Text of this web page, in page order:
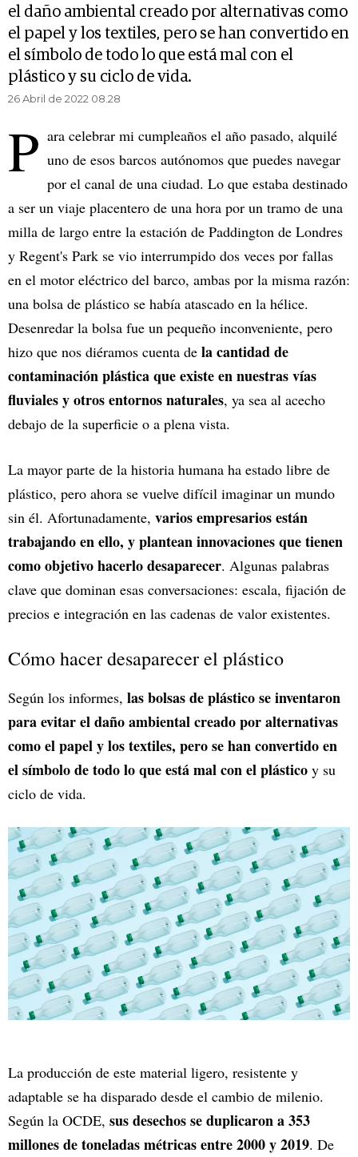
el daño ambiental creado por alternativas como
el papel y los textiles, pero se han convertido en
el símbolo de todo lo que está mal con el
plástico y su ciclo de vida.
26 Abril de 2022 08.28
P ara celebrar mi cumpleaños el año pasado, alquilé
uno de esos barcos autónomos que puedes navegar
por el canal de una ciudad. Lo que estaba destinado
a ser un viaje placentero de una hora por un tramo de una
milla de largo entre la estación de Paddington de Londres
y Regent's Park se vio interrumpido dos veces por fallas
en el motor eléctrico del barco, ambas por la misma razón:
una bolsa de plástico se había atascado en la hélice.
Desenredar la bolsa fue un pequeño inconveniente, pero
hizo que nos diéramos cuenta de la cantidad de
contaminación plástica que existe en nuestras vías
fluviales y otros entornos naturales, ya sea al acecho
debajo de la superficie o a plena vista.
La mayor parte de la historia humana ha estado libre de
plástico, pero ahora se vuelve difícil imaginar un mundo
sin él. Afortunadamente, varios empresarios están
trabajando en ello, y plantean innovaciones que tienen
como objetivo hacerlo desaparecer. Algunas palabras
clave que dominan esas conversaciones: escala, fijación de
precios e integración en las cadenas de valor existentes.
Cómo hacer desaparecer el plástico
Según los informes, las bolsas de plástico se inventaron
para evitar el daño ambiental creado por alternativas
como el papel y los textiles, pero se han convertido en
el símbolo de todo lo que está mal con el plástico y su
ciclo de vida.
La producción de este material ligero, resistente y
adaptable se ha disparado desde el cambio de milenio.
Según la OCDE, sus desechos se duplicaron a 353
millones de toneladas métricas entre 2000 y 2019. De